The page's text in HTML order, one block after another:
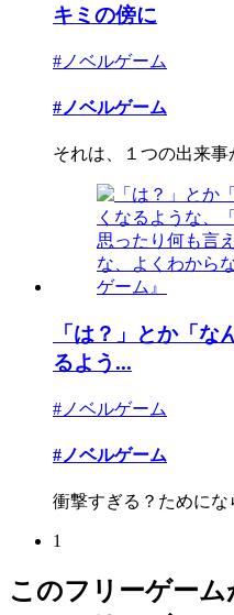
キミの傍に
#ノベルゲーム
#ノベルゲーム
それは、１つの出来
「は？」とか「
るよう...
#ノベルゲーム
#ノベルゲーム
衝撃すぎる？ために
1
このフリーゲー